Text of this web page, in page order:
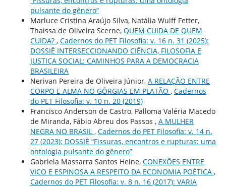
pulsante do gênero”
Marluce Cristina Araújo Silva, Natália Wulff Fetter,
Thaissa de Oliveira Scerne, QUEM CUIDA DE QUEM
CUIDA? , Cadernos do PET Filosofia: v. 16 n. 31 (2025):
DOSSIÊ INTERSECCIONANDO CIÊNCIA, FILOSOFIA E
JUSTIÇA SOCIAL: CAMINHOS PARA A DEMOCRACIA
BRASILEIRA
Nerivan Pereira de Oliveira Júnior, A RELAÇÃO ENTRE
CORPO E ALMA NO GÓRGIAS EM PLATÃO , Cadernos
do PET Filosofia: v. 10 n. 20 (2019)
Francisco Anderson de Castro, Palloma Valéria Macedo
de Miranda, Fábio Abreu dos Passos , A MULHER
NEGRA NO BRASIL , Cadernos do PET Filosofia: v. 14 n.
27 (2023): DOSSIÈ “Fissuras, encontros e rupturas: uma
ontologia pulsante do gênero”
Gabriela Massarra Santos Heine, CONEXÕES ENTRE
VICO E ESPINOSA A RESPEITO DA ECONOMIA POÉTICA ,
Cadernos do PET Filosofia: v. 8 n. 16 (2017): VARIA